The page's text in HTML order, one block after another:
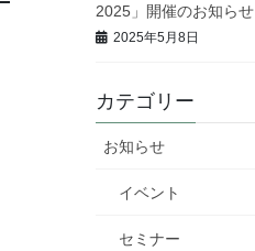
2025」開催のお知らせ
2025年5月8日
カテゴリー
お知らせ
イベント
セミナー